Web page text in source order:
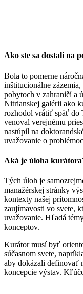
Ako ste sa dostali na
Bola to pomerne
inštitucionálne
pobytoch v zahraničí a
Nitrianskej galérii ako
rozhodol vrátiť späť do
venoval verejnému
nastúpil na
uvažovanie o
Aká je úloha
Tých úloh je
manažérskej stránky
kontexty našej
zaujímavosti vo svete,
uvažovanie. Hľadá
konceptov.
Kurátor musí byť
súčasnom svete,
aby dokázali definovať
koncepcie výstav.